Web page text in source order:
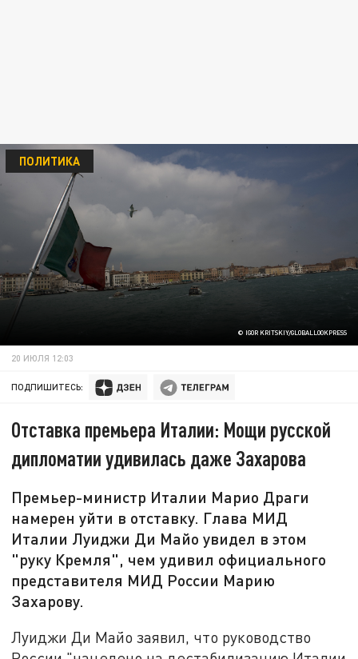
© IGOR KRITSKIY/GLOBALLOOKPRESS
ПОЛИТИКА
20 ИЮЛЯ 12:03
ПОДПИШИТЕСЬ:
Отставка премьера Италии: Мощи русской
дипломатии удивилась даже Захарова
Премьер-министр Италии Марио Драги
намерен уйти в отставку. Глава МИД
Италии Луиджи Ди Майо увидел в этом
"руку Кремля", чем удивил официального
представителя МИД России Марию
Захарову.
Луиджи Ди Майо заявил, что руководство